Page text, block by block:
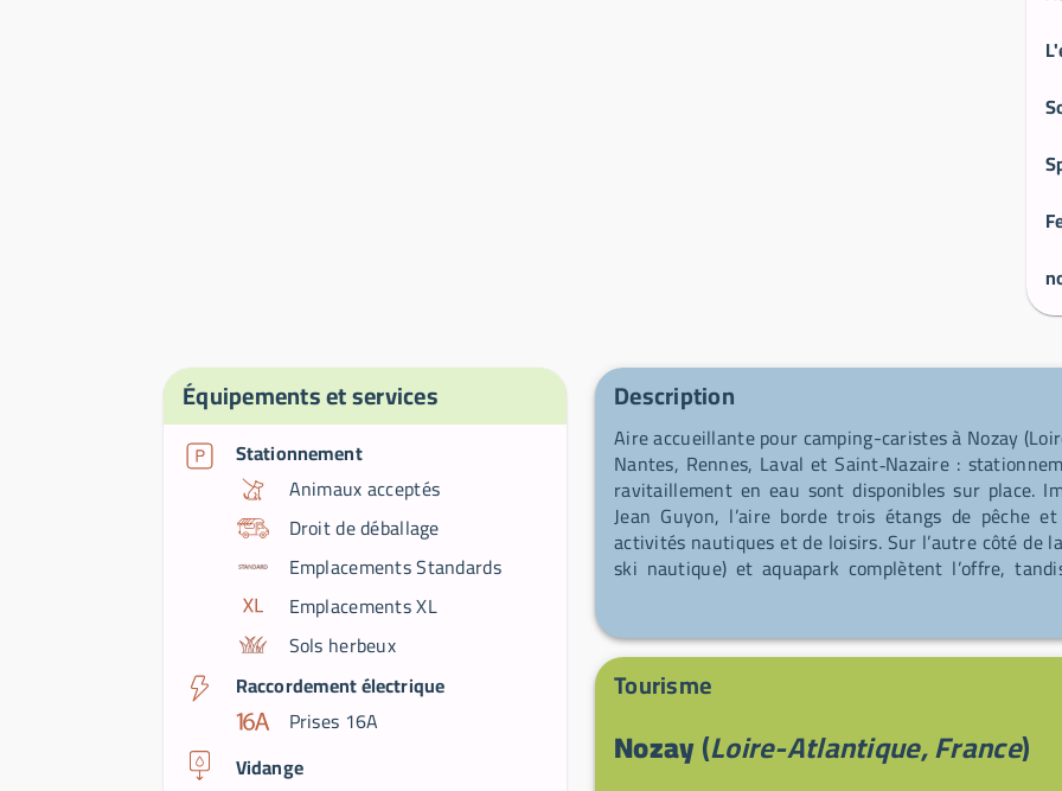
Équipements et services
Stationnement
Animaux acceptés
Droit de déballage
Emplacements Standards
Emplacements XL
Sols herbeux
Raccordement électrique
Prises 16A
Vidange
Description
Aire accueillante pour camping-caristes à Nozay
Nantes, Rennes, Laval et Saint‑Nazaire :
ravitaillement en eau sont disponibles sur place.
Jean Guyon, l’aire borde trois étangs de pêche
activités nautiques et de loisirs. Sur l’autre côté de
ski nautique) et aquapark complètent l’offre,
enfants, citystade, skate‑park, beach‑volley,
pique‑nique et bar/restaurant. Le patrimoine
omniprésente et la Carrière du Parc (visites via
Ville au Chef offre landes schisteuses et
tourisme Erdre Canal Forêt tient permanence le
Tourisme
Nozay(Loire-Atlantique, France)